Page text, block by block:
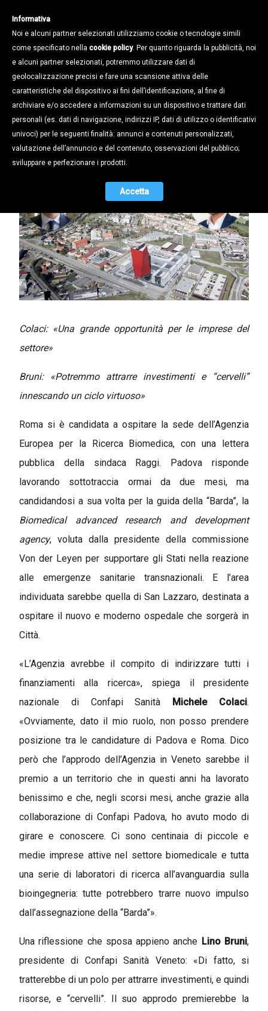
PADOVA SFIDA ROMA PER OSPITARE
L’AGENZIA EUROPEA PER LA
RICERCA BIOMEDICA
07.10.2020
Colaci: «Una grande opportunità per le imprese del
settore»
Bruni: «Potremmo attrarre investimenti e “cervelli”
innescando un ciclo virtuoso»
Roma si è candidata a ospitare la sede dell’Agenzia
Europea per la Ricerca Biomedica, con una lettera
pubblica della sindaca Raggi. Padova risponde
lavorando sottotraccia ormai da due mesi, ma
candidandosi a sua volta per la guida della “Barda”, la
Biomedical advanced research and development
agency, voluta dalla presidente della commissione
Von der Leyen per supportare gli Stati nella reazione
alle emergenze sanitarie transnazionali. E l’area
individuata sarebbe quella di San Lazzaro, destinata a
ospitare il nuovo e moderno ospedale che sorgerà in
Città.
«L’Agenzia avrebbe il compito di indirizzare tutti i
finanziamenti alla ricerca», spiega il presidente
nazionale di Confapi Sanità Michele Colaci.
«Ovviamente, dato il mio ruolo, non posso prendere
posizione tra le candidature di Padova e Roma. Dico
però che l’approdo dell’Agenzia in Veneto sarebbe il
premio a un territorio che in questi anni ha lavorato
benissimo e che, negli scorsi mesi, anche grazie alla
collaborazione di Confapi Padova, ho avuto modo di
girare e conoscere. Ci sono centinaia di piccole e
medie imprese attive nel settore biomedicale e tutta
una serie di laboratori di ricerca all’avanguardia sulla
bioingegneria: tutte potrebbero trarre nuovo impulso
dall’assegnazione della “Barda”».
Una riflessione che sposa appieno anche Lino Bruni,
presidente di Confapi Sanità Veneto: «Di fatto, si
tratterebbe di un polo per attrarre investimenti, e quindi
risorse, e “cervelli”. Il suo approdo premierebbe la
Informativa
Noi e alcuni partner selezionati utilizziamo cookie o tecnologie simili
come specificato nella cookie policy. Per quanto riguarda la pubblicità, noi
e alcuni partner selezionati, potremmo utilizzare dati di
geolocalizzazione precisi e fare una scansione attiva delle
caratteristiche del dispositivo ai fini dell’identificazione, al fine di
archiviare e/o accedere a informazioni su un dispositivo e trattare dati
personali (es. dati di navigazione, indirizzi IP, dati di utilizzo o identificativi
univoci) per le seguenti finalità: annunci e contenuti personalizzati,
valutazione dell’annuncio e del contenuto, osservazioni del pubblico;
sviluppare e perfezionare i prodotti.
Accetta